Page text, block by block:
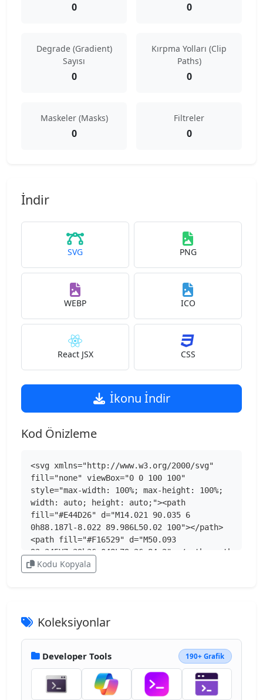
0 0
Degrade (Gradient)
Sayısı
0
Kırpma Yolları (Clip
Paths)
0
Maskeler (Masks)
0
Filtreler
0
İndir
SVG PNG
WEBP ICO
React JSX CSS
İkonu İndir
Kod Önizleme
<svg xmlns="http://www.w3.org/2000/svg"
fill="none" viewBox="0 0 100 100"
style="max-width: 100%; max-height: 100%;
width: auto; height: auto;"><path
fill="#E44D26" d="M14.021 90.035 6
0h88.187l-8.022 89.986L50.02 100"></path>
<path fill="#F16529" d="M50.093
92.345V7.39h36.048L79.26 84.2"></path><path
fill="#EBEBEB" d="M22.383
fill="#fff" d="M77.706
18.401H50.044v11.036h26.64zM75.688
40.74H50.044v11.035h13.612l-1.288 14.342-
12.324 3.305v11.473l22.606-6.271"></path>
</svg>
Kodu Kopyala
Koleksiyonlar
Developer Tools 190+ Grafik